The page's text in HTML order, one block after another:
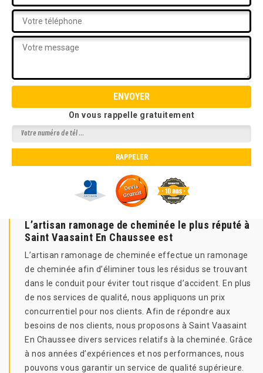
On vous rappelle gratuitement
L’artisan ramonage de cheminée le plus réputé à
Saint Vaasaint En Chaussee est
L’artisan ramonage de cheminée effectue un ramonage
de cheminée afin d’éliminer tous les résidus se trouvant
dans le conduit pour éviter tout risque d’accident. En plus
de nos services de qualité, nous appliquons un prix
concurrentiel pour nos clients. Afin de répondre aux
besoins de nos clients, nous proposons à Saint Vaasaint
En Chaussee divers services relatifs à la cheminée. Grâce
à nos années d’expériences et nos performances, nous
pouvons vous garantir un service de qualité supérieure.